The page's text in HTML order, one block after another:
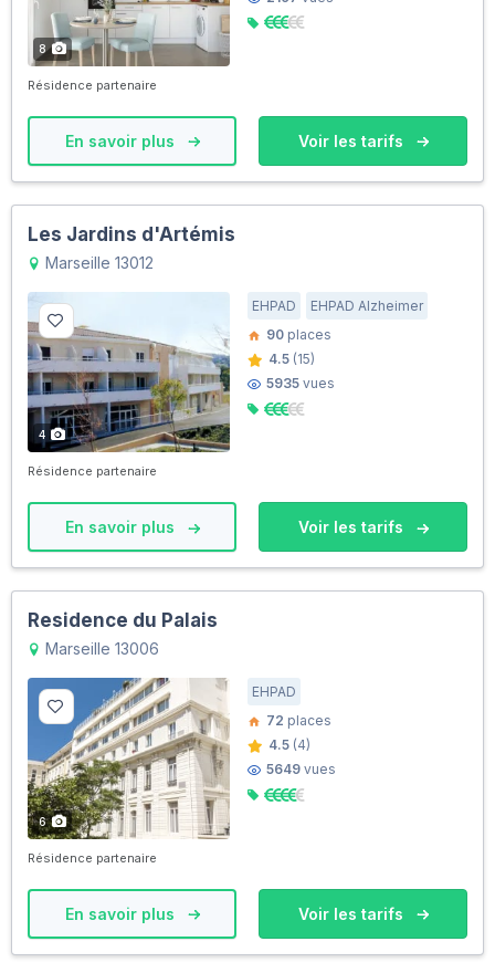
8
Résidence partenaire
En savoir plus Voir les tarifs
Les Jardins d'Artémis
Marseille 13012
4
EHPAD
EHPAD Alzheimer
90 places
4.5 (15)
5935 vues
Résidence partenaire
En savoir plus Voir les tarifs
Residence du Palais
Marseille 13006
6
EHPAD
72 places
4.5 (4)
5649 vues
Résidence partenaire
En savoir plus Voir les tarifs